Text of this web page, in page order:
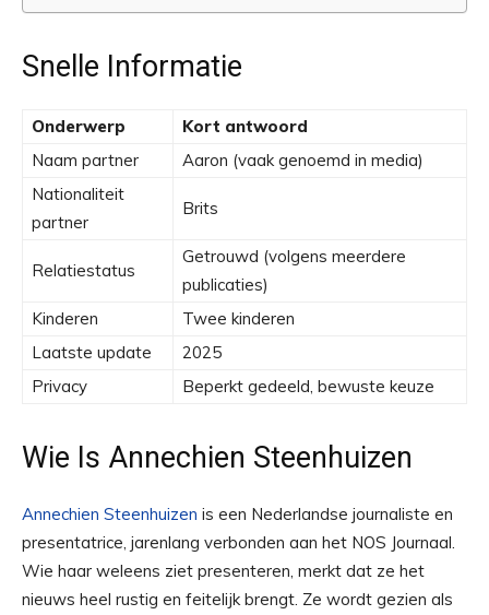
Snelle Informatie
Onderwerp
Kort antwoord
Naam partner
Aaron (vaak genoemd in media)
Nationaliteit
partner
Brits
Relatiestatus
Getrouwd (volgens meerdere
publicaties)
Kinderen
Twee kinderen
Laatste update
2025
Privacy
Beperkt gedeeld, bewuste keuze
Wie Is Annechien Steenhuizen
Annechien Steenhuizen is een Nederlandse journaliste en
presentatrice, jarenlang verbonden aan het NOS Journaal.
Wie haar weleens ziet presenteren, merkt dat ze het
nieuws heel rustig en feitelijk brengt. Ze wordt gezien als